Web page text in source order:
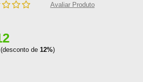
Avaliar Produto
(desconto de 12%)